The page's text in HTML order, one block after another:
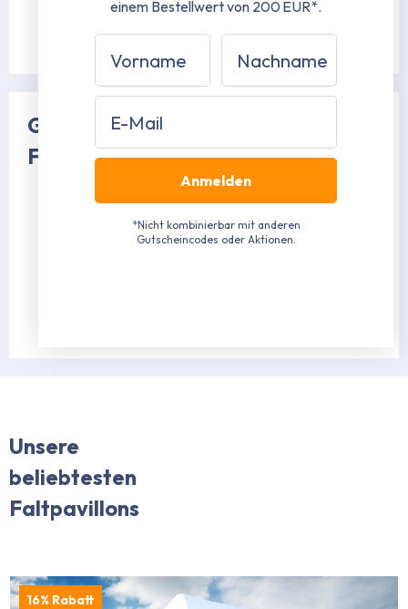
https://www.stabilezelte.de/Faltpavillons/Professional-Plus-
Grundsätzlich gilt für alle unsere
Faltpavillons:
Komplett verschraubtes Gestänge
Immer 100 % wasserdicht
10 Jahre Ersatzteilnachkaufgarantie – alle
Unsere
beliebtesten
Faltpavillons
16% Rabatt
einem Bestellwert von 200 EUR*.
Vorname Nachname
Email
Anmelden
*Nicht kombinierbar mit anderen
Gutscheincodes oder Aktionen.